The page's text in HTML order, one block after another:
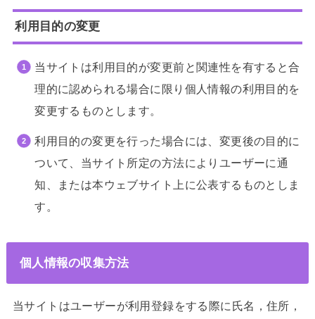
利用目的の変更
当サイトは利用目的が変更前と関連性を有すると合
理的に認められる場合に限り個人情報の利用目的を
変更するものとします。
利用目的の変更を行った場合には、変更後の目的に
ついて、当サイト所定の方法によりユーザーに通
知、または本ウェブサイト上に公表するものとしま
す。
個人情報の収集方法
当サイトはユーザーが利用登録をする際に氏名，住所，